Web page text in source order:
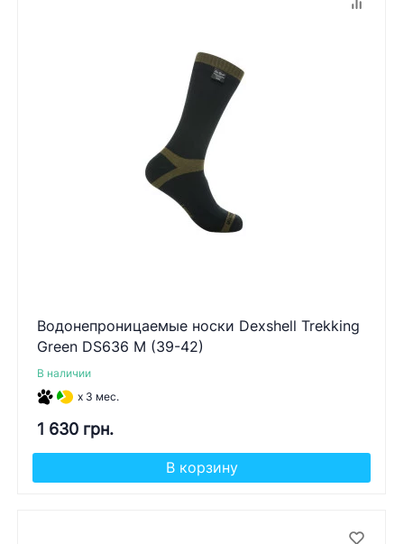
Водонепроницаемые носки Dexshell Trekking
Green DS636 M (39-42)
В наличии
x 3 мес.
1 630 грн.
В корзину